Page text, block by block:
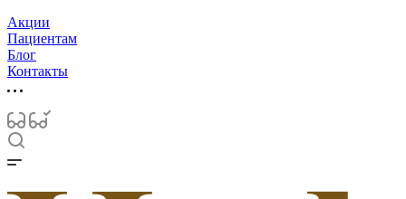
Акции
Пациентам
Блог
Контакты